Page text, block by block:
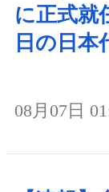
に正式
日の日本
08月07日